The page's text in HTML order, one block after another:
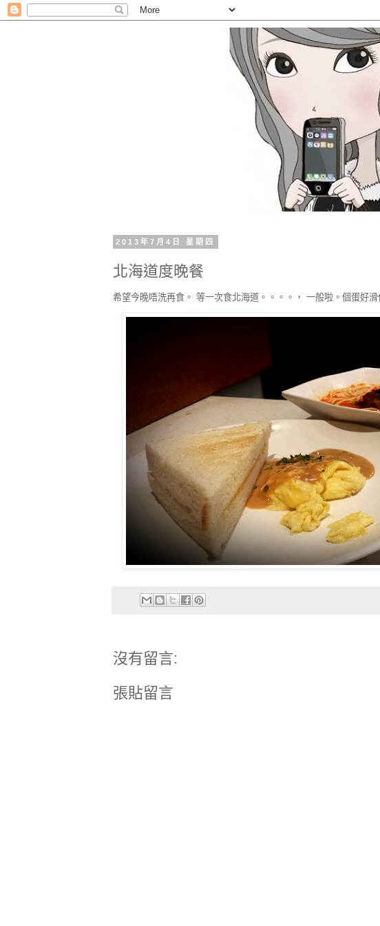
2013年7月4日 星期四
北海道度晚餐
希望今晚唔洗再食。 等一次食北海道。。。。， 一般啦。個蛋好滑
沒有留言:
張貼留言